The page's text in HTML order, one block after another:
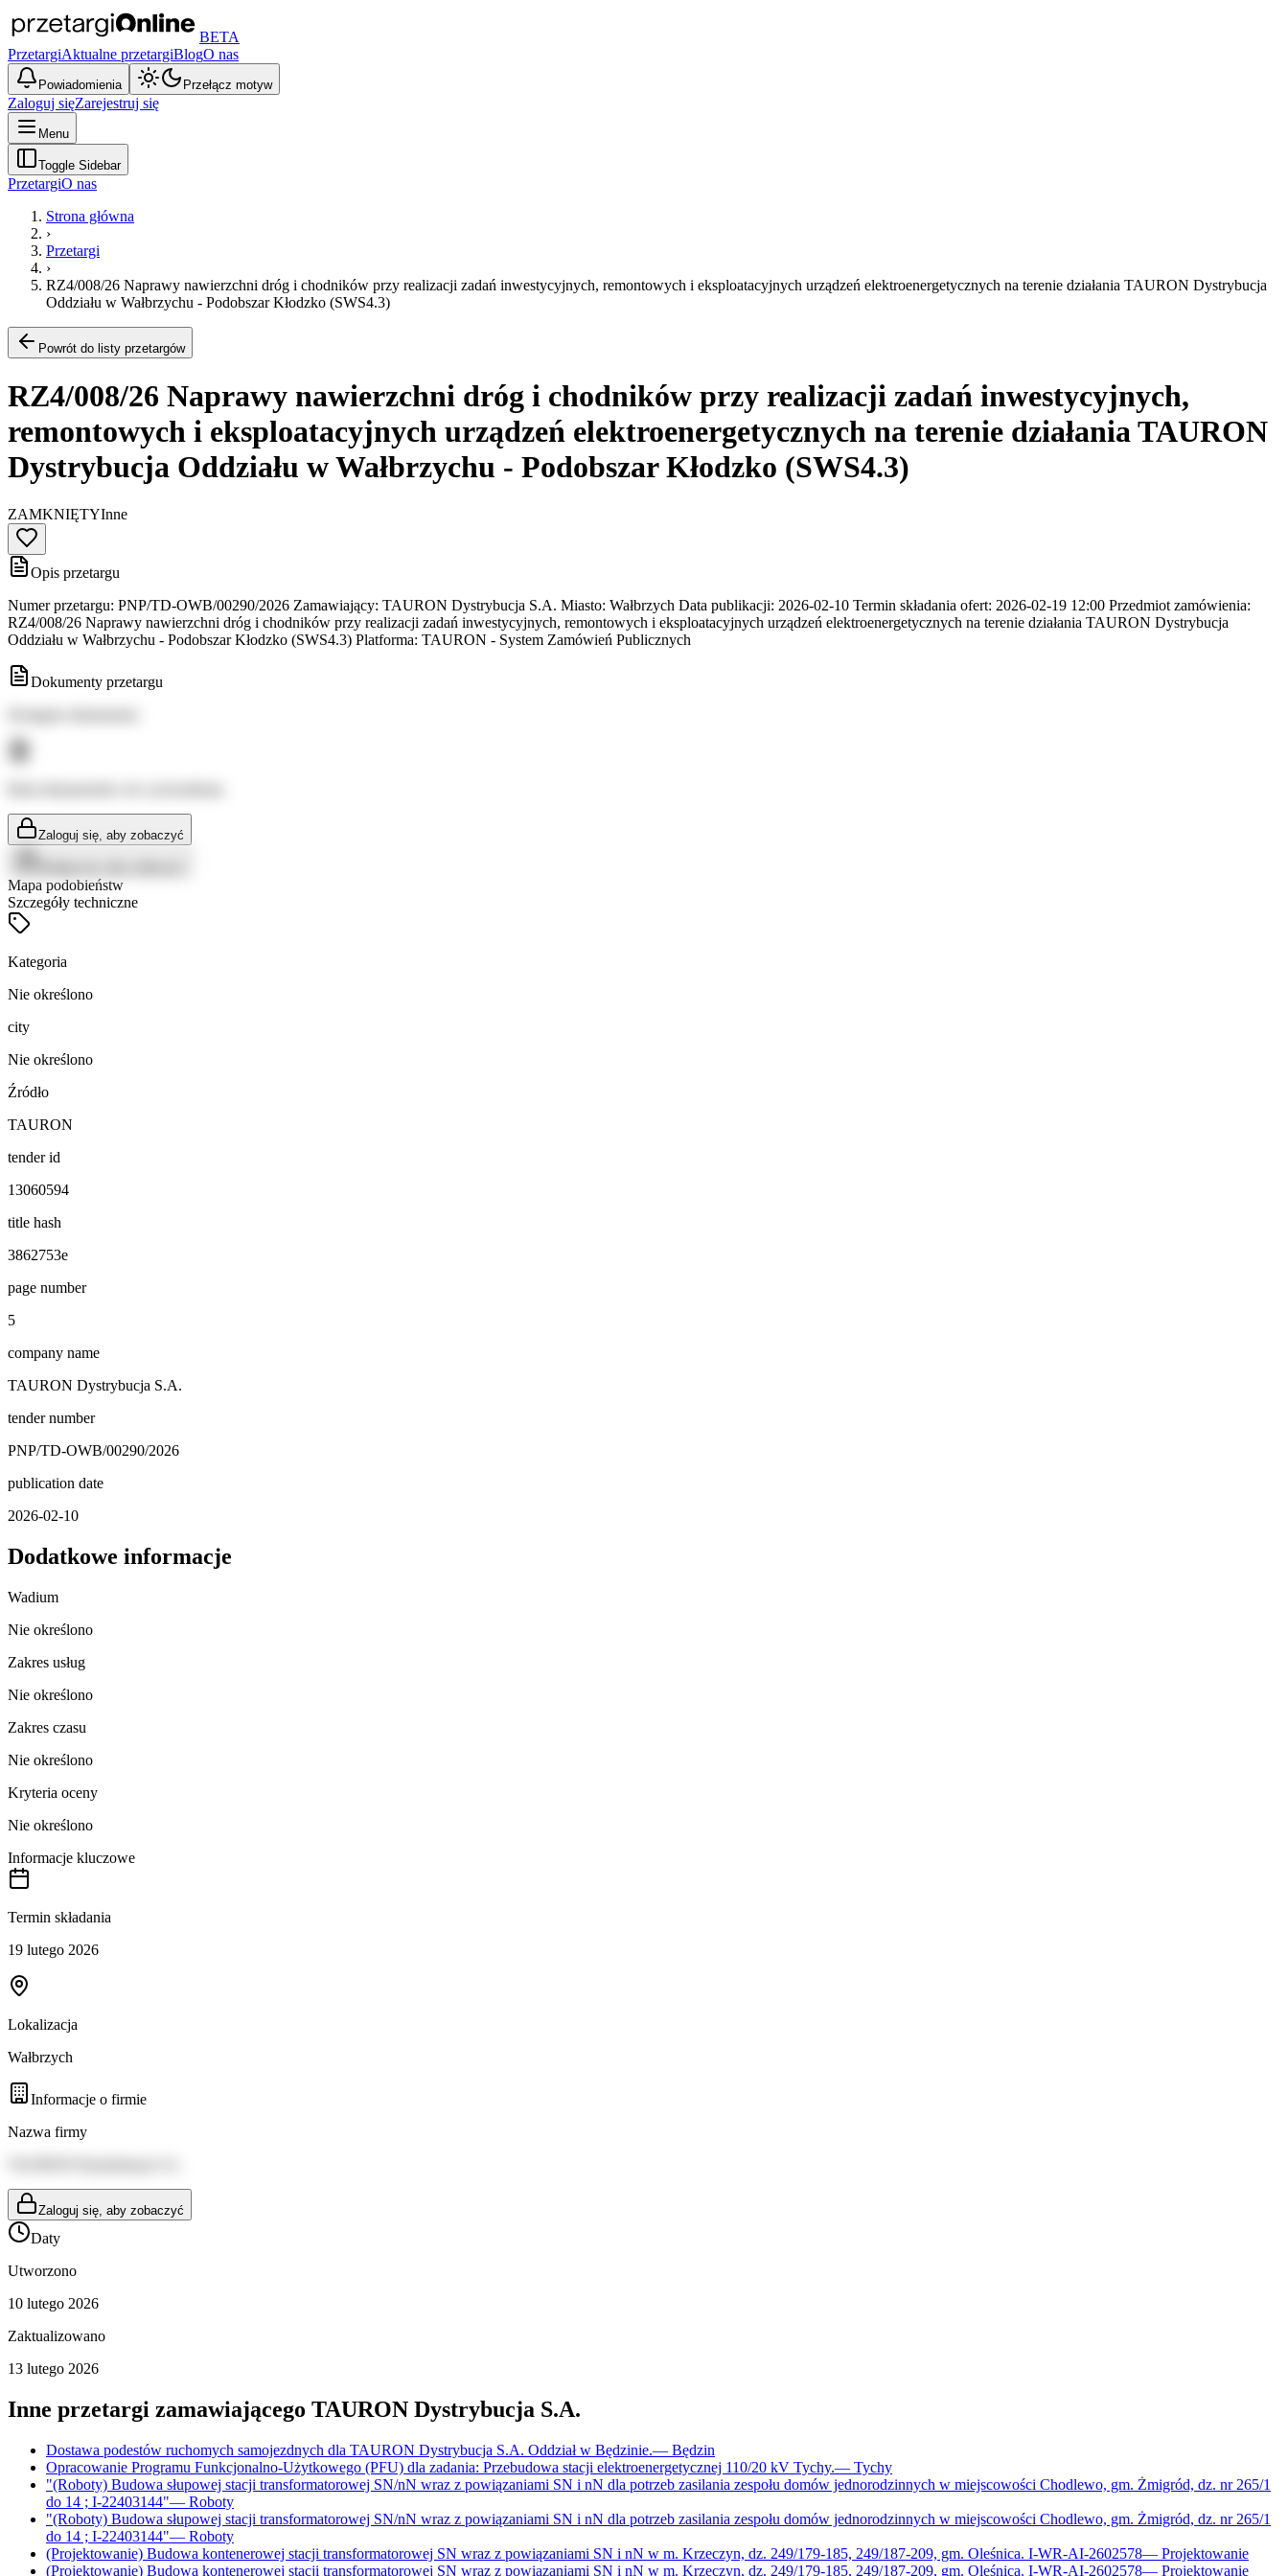
BETA
PrzetargiAktualne przetargiBlogO nas
Powiadomienia Przełącz motyw
Zaloguj sięZarejestruj się
Menu
Toggle Sidebar
PrzetargiO nas
Strona główna
›
Przetargi
›
RZ4/008/26 Naprawy nawierzchni dróg i chodników przy realizacji zadań inwestycyjnych, remontowych i eksploatacyjnych urządzeń elektroenergetycznych na terenie działania TAURON Dystrybucja
Oddziału w Wałbrzychu - Podobszar Kłodzko (SWS4.3)
Powrót do listy przetargów
RZ4/008/26 Naprawy nawierzchni dróg i chodników przy realizacji zadań inwestycyjnych,
remontowych i eksploatacyjnych urządzeń elektroenergetycznych na terenie działania TAURON
Dystrybucja Oddziału w Wałbrzychu - Podobszar Kłodzko (SWS4.3)
ZAMKNIĘTYInne
Opis przetargu
Numer przetargu: PNP/TD-OWB/00290/2026 Zamawiający: TAURON Dystrybucja S.A. Miasto: Wałbrzych Data publikacji: 2026-02-10 Termin składania ofert: 2026-02-19 12:00 Przedmiot zamówienia:
RZ4/008/26 Naprawy nawierzchni dróg i chodników przy realizacji zadań inwestycyjnych, remontowych i eksploatacyjnych urządzeń elektroenergetycznych na terenie działania TAURON Dystrybucja
Oddziału w Wałbrzychu - Podobszar Kłodzko (SWS4.3) Platforma: TAURON - System Zamówień Publicznych
Dokumenty przetargu
Zaloguj się, aby zobaczyć
Mapa podobieństw
Szczegóły techniczne
Kategoria
Nie określono
city
Nie określono
Źródło
TAURON
tender id
13060594
title hash
3862753e
page number
5
company name
TAURON Dystrybucja S.A.
tender number
PNP/TD-OWB/00290/2026
publication date
2026-02-10
Dodatkowe informacje
Wadium
Nie określono
Zakres usług
Nie określono
Zakres czasu
Nie określono
Kryteria oceny
Nie określono
Informacje kluczowe
Termin składania
19 lutego 2026
Lokalizacja
Wałbrzych
Informacje o firmie
Nazwa firmy
Zaloguj się, aby zobaczyć
Daty
Utworzono
10 lutego 2026
Zaktualizowano
13 lutego 2026
Inne przetargi zamawiającego TAURON Dystrybucja S.A.
Dostawa podestów ruchomych samojezdnych dla TAURON Dystrybucja S.A. Oddział w Będzinie.— Będzin
Opracowanie Programu Funkcjonalno-Użytkowego (PFU) dla zadania: Przebudowa stacji elektroenergetycznej 110/20 kV Tychy.— Tychy
"(Roboty) Budowa słupowej stacji transformatorowej SN/nN wraz z powiązaniami SN i nN dla potrzeb zasilania zespołu domów jednorodzinnych w miejscowości Chodlewo, gm. Żmigród, dz. nr 265/1
do 14 ; I-22403144"— Roboty
"(Roboty) Budowa słupowej stacji transformatorowej SN/nN wraz z powiązaniami SN i nN dla potrzeb zasilania zespołu domów jednorodzinnych w miejscowości Chodlewo, gm. Żmigród, dz. nr 265/1
do 14 ; I-22403144"— Roboty
(Projektowanie) Budowa kontenerowej stacji transformatorowej SN wraz z powiązaniami SN i nN w m. Krzeczyn, dz. 249/179-185, 249/187-209, gm. Oleśnica. I-WR-AI-2602578— Projektowanie
(Projektowanie) Budowa kontenerowej stacji transformatorowej SN wraz z powiązaniami SN i nN w m. Krzeczyn, dz. 249/179-185, 249/187-209, gm. Oleśnica. I-WR-AI-2602578— Projektowanie